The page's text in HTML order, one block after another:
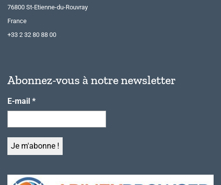
76800 St-Etienne-du-Rouvray
France
+33 2 32 80 88 00
Abonnez-vous à notre newsletter
E-mail *